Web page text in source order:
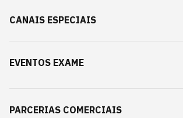
CANAIS ESPECIAIS
EVENTOS EXAME
PARCERIAS COMERCIAIS